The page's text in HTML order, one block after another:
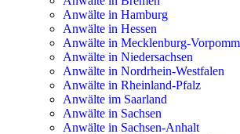
Anwälte in Hamburg
Anwälte in Hessen
Anwälte in Mecklenburg-
Anwälte in Niedersachsen
Anwälte in Nordrhein-Westfalen
Anwälte in Rheinland-Pfalz
Anwälte im Saarland
Anwälte in Sachsen
Anwälte in Sachsen-Anhalt